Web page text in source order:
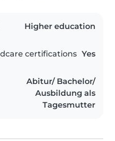
Higher education
certifications Yes
Abitur/ Bachelor/
Ausbildung als
Tagesmutter